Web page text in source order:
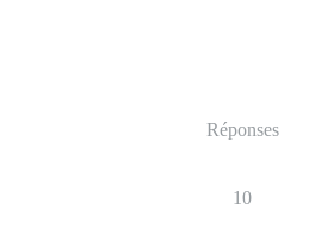
Réponses
10